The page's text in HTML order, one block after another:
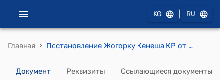
KG RU
Главная › Постановление Жогорку Кенеша КР от 30 апреля 2015 года № 5039-V "О принятии во втором чтении проекта Закона Кыргызской Республики "О ратификации Договора о дружбе, взаимопонимании и сотрудничестве между Кыргызской Республикой и Туркменистаном, подписанного 11 ноября 2014 года в городе Ашхабад"
Документ Реквизиты Ссылающиеся документы